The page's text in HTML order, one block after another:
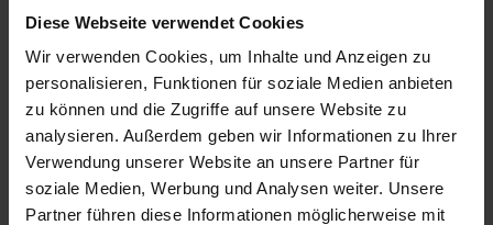
Diese Webseite verwendet Cookies
Wir verwenden Cookies, um Inhalte und Anzeigen zu
personalisieren, Funktionen für soziale Medien anbieten
zu können und die Zugriffe auf unsere Website zu
analysieren. Außerdem geben wir Informationen zu Ihrer
Verwendung unserer Website an unsere Partner für
soziale Medien, Werbung und Analysen weiter. Unsere
Partner führen diese Informationen möglicherweise mit